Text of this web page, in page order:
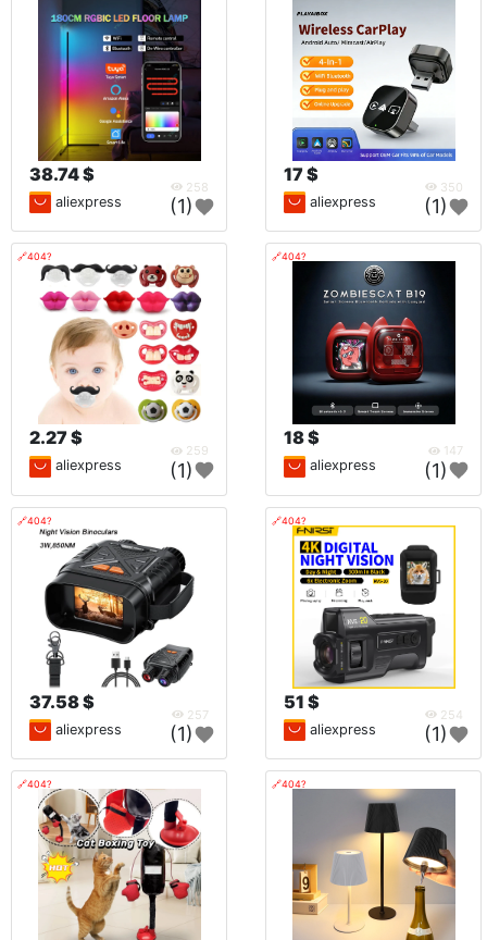
38.74 $
258
aliexpress (1)
17 $
350
aliexpress (1)
🔗404?
2.27 $
259
aliexpress (1)
🔗404?
18 $
147
aliexpress (1)
🔗404?
37.58 $
257
aliexpress (1)
🔗404?
51 $
254
aliexpress (1)
🔗404? 🔗404?